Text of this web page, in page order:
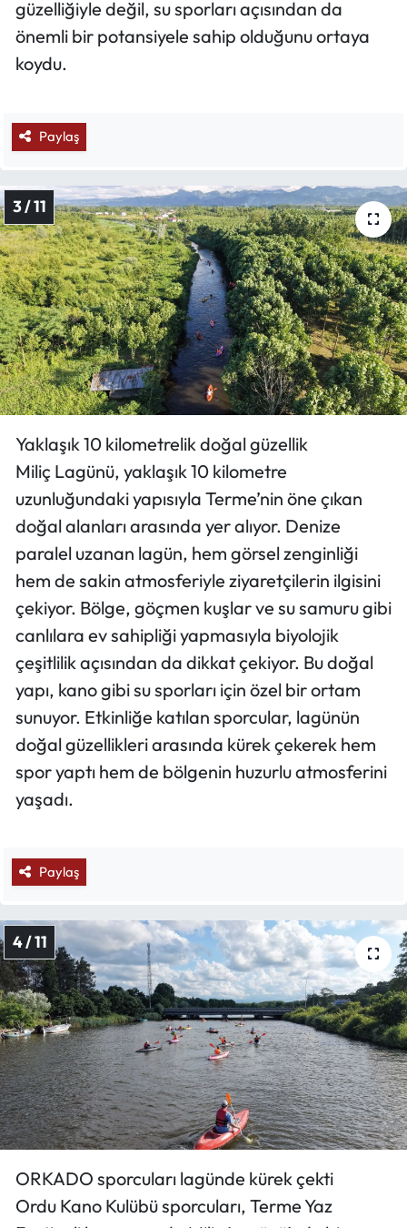
güzelliğiyle değil, su sporları açısından da
önemli bir potansiyele sahip olduğunu ortaya
koydu.
Paylaş
3 / 11
Yaklaşık 10 kilometrelik doğal güzellik
Miliç Lagünü, yaklaşık 10 kilometre
uzunluğundaki yapısıyla Terme’nin öne çıkan
doğal alanları arasında yer alıyor. Denize
paralel uzanan lagün, hem görsel zenginliği
hem de sakin atmosferiyle ziyaretçilerin ilgisini
çekiyor. Bölge, göçmen kuşlar ve su samuru gibi
canlılara ev sahipliği yapmasıyla biyolojik
çeşitlilik açısından da dikkat çekiyor. Bu doğal
yapı, kano gibi su sporları için özel bir ortam
sunuyor. Etkinliğe katılan sporcular, lagünün
doğal güzellikleri arasında kürek çekerek hem
spor yaptı hem de bölgenin huzurlu atmosferini
yaşadı.
Paylaş
4 / 11
ORKADO sporcuları lagünde kürek çekti
Ordu Kano Kulübü sporcuları, Terme Yaz